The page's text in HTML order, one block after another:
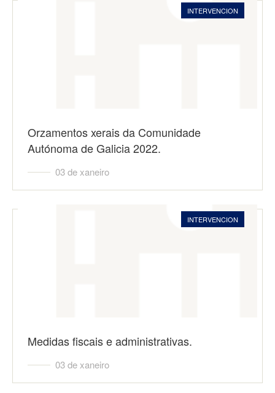
INTERVENCION
Orzamentos xerais da Comunidade
Autónoma de Galicia 2022.
03 de xaneiro
INTERVENCION
Medidas fiscais e administrativas.
03 de xaneiro